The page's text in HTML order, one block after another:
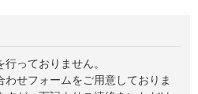
っておりません。
せフォームをご用意しておりま